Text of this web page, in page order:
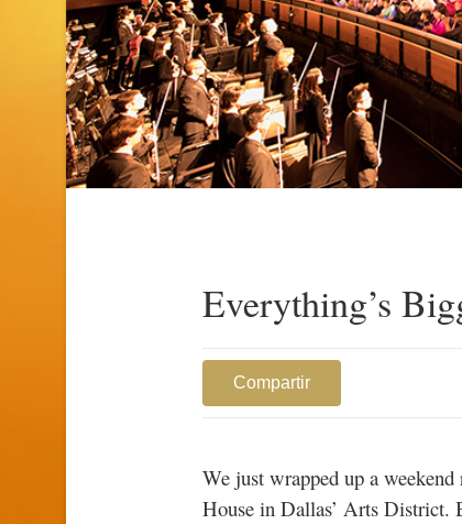
Everything’s
Compartir
We just wrapped up a
House in Dallas’ Arts District.